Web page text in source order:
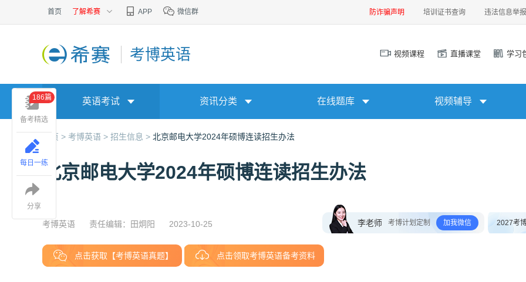
首页 了解希赛 APP 微信群 防诈骗声明 培训证书查询 违法信息举报
考博英语 视频课程 直播课堂 学习
英语考试 资讯分类 在线题库 视频辅导
首页 > 考博英语 > 招生信息 > 北京邮电大学2024年硕博连读招生办法
北京邮电大学2024年硕博连读招生办法
考博英语 责任编辑：田炯阳 2023-10-25 李老师 考博计划定制 加我微信 2027考
点击获取【考博英语真题】 点击领取考博英语备考资料
备考精选
186篇
每日一练
分享